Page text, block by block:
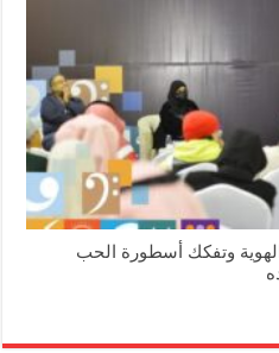
وتفكك أسطورة الحب